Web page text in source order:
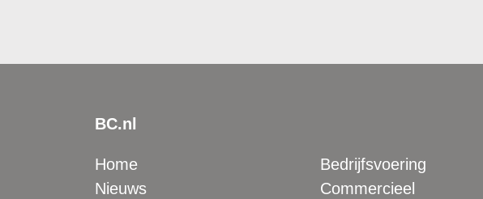
BC.nl
Home
Nieuws
Bedrijfsvoering
Commercieel